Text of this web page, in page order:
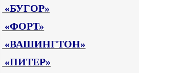
«БУГОР»
«ФОРТ»
«ВАШИНГТОН»
«ПИТЕР»